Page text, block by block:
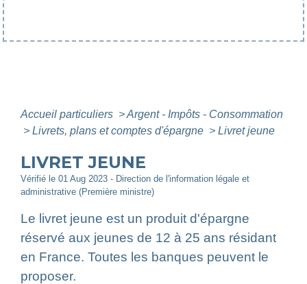
Accueil particuliers >Argent - Impôts - Consommation
> Livrets, plans et comptes d'épargne > Livret jeune
LIVRET JEUNE
Vérifié le 01 Aug 2023 - Direction de l'information légale et
administrative (Première ministre)
Le livret jeune est un produit d'épargne
réservé aux jeunes de 12 à 25 ans résidant
en France. Toutes les banques peuvent le
proposer.